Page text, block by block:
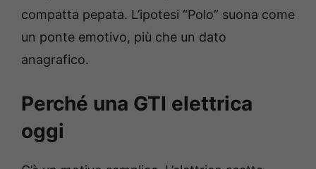
compatta pepata. L’ipotesi “Polo” suona come
un ponte emotivo, più che un dato
anagrafico.
Perché una GTI elettrica
oggi